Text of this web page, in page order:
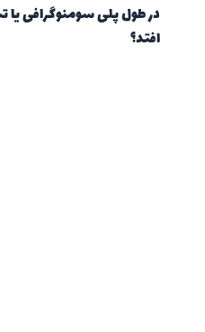
در طول پلی سومنوگرافی
افتد؟